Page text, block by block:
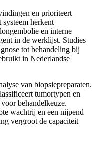
en prioriteert
herkent
en interne
in de werklijst. Studies
tot behandeling bij
in Nederlandse
van biopsiepreparaten.
tumortypen en
behandelkeuze.
wachtrij en een nijpend
vergroot de capaciteit